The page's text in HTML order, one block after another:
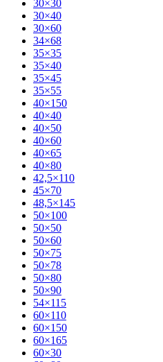
30×30
30×40
30×60
34×68
35×35
35×40
35×45
35×55
40×150
40×40
40×50
40×60
40×65
40×80
42,5×110
45×70
48,5×145
50×100
50×50
50×60
50×75
50×78
50×80
50×90
54×115
60×110
60×150
60×165
60×30